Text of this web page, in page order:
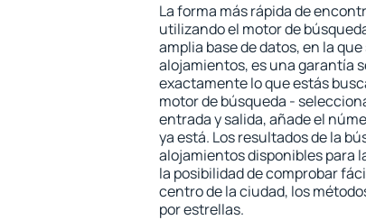
La forma más rápida de
utilizando el motor de
amplia base de datos, en la
alojamientos, es una garantía
exactamente lo que estás
motor de búsqueda -
entrada y salida, añade el
ya está. Los resultados de la
alojamientos disponibles para
la posibilidad de comprobar
centro de la ciudad, los
por estrellas.